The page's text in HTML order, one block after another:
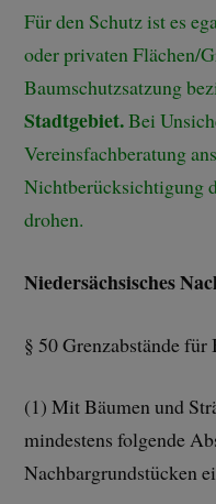
Für den Schutz ist es
oder privaten Flächen/
Baumschutzsatzung
Stadtgebiet.Bei
Vereinsfachberatung
Nichtberücksichtigung
drohen.
Niedersächsisches
§ 50 Grenzabstände
(1) Mit Bäumen und
mindestens folgende
Nachbargrundstücken